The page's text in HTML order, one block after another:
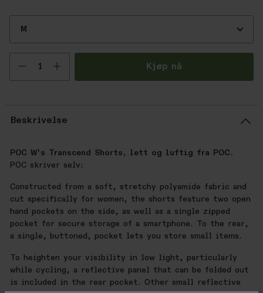
M
Velg antall Kjøp nå
Beskrivelse
POC W's Transcend Shorts, lett og luftig fra POC.
POC skriver selv:
Constructed from a soft, stretchy polyamide fabric and
cut specifically for women, the shorts feature two open
hand pockets on the side, as well as a single zipped
pocket for secure storage of a smartphone. To the rear,
a single, buttoned, pocket lets you store small items.
To heighten your visibility in low light, particularly
while cycling, a reflective panel that can be folded out
is included in the rear pocket. Other small reflective